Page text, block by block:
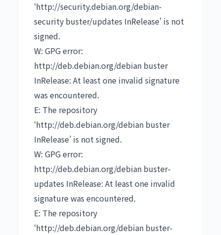
‘http://security.debian.org/debian-
security buster/updates InRelease’ is not
signed.
W: GPG error:
http://deb.debian.org/debian buster
InRelease: At least one invalid signature
was encountered.
E: The repository
‘http://deb.debian.org/debian buster
InRelease’ is not signed.
W: GPG error:
http://deb.debian.org/debian buster-
updates InRelease: At least one invalid
signature was encountered.
E: The repository
‘http://deb.debian.org/debian buster-